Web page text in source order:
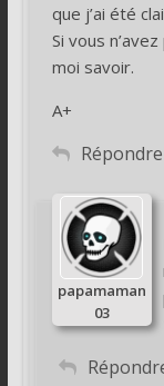
que j’ai été
Si vous
moi savoir.
A+
Répondre
papamaman
03